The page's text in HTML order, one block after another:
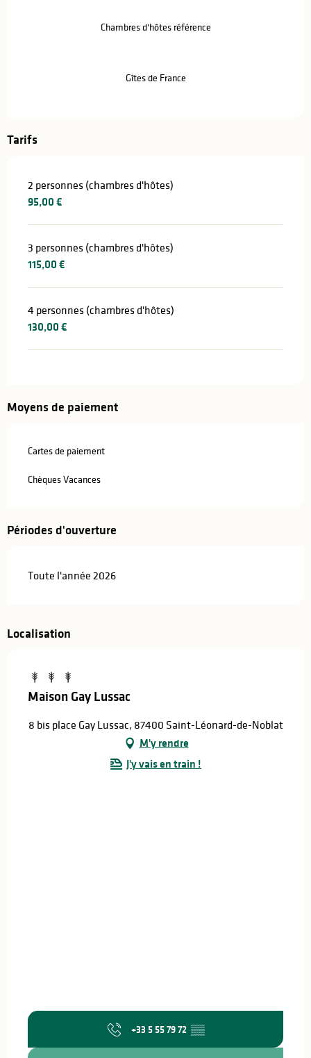
Chambres d'hôtes référence
Gîtes de France
Tarifs
2 personnes (chambres d'hôtes)
95,00 €
3 personnes (chambres d'hôtes)
115,00 €
4 personnes (chambres d'hôtes)
130,00 €
Moyens de paiement
Cartes de paiement
Chèques Vacances
Périodes d'ouverture
Toute l'année 2026
Localisation
Maison Gay Lussac
8 bis place Gay Lussac, 87400 Saint-Léonard-de-Noblat
M'y rendre
J'y vais en train !
+33 5 55 79 72 ▒▒